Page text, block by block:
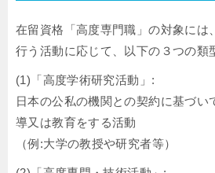
在留資格「高度専門職」の対象には
行う活動に応じて、以下の３つの類
(1)「高度学術研究活動」:
日本の公私の機関との契約に基づい
導又は教育をする活動
（例:大学の教授や研究者等）